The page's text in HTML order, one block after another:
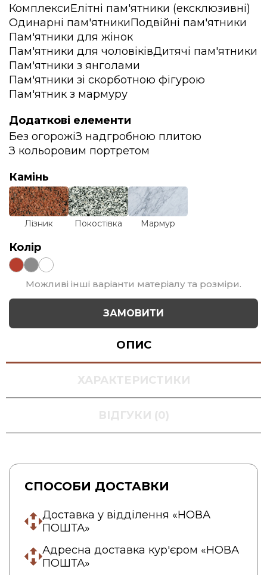
КомплексиЕлітні пам'ятники (ексклюзивні)
Одинарні пам'ятникиПодвійні пам'ятники
Пам'ятники для жінок
Пам'ятники для чоловіківДитячі пам'ятники
Пам'ятники з янголами
Пам'ятники зі скорботною фігурою
Пам'ятник з мармуру
Додаткові елементи
Без огорожіЗ надгробною плитою
З кольоровим портретом
Камінь
Лізник Покостівка Мармур
Колір
Можливі інші варіанти матеріалу та розміри.
ЗАМОВИТИ
ОПИС
ХАРАКТЕРИСТИКИ
ВІДГУКИ (0)
СПОСОБИ ДОСТАВКИ
Доставка у відділення «НОВА
ПОШТА»
Адресна доставка кур'єром «НОВА
ПОШТА»